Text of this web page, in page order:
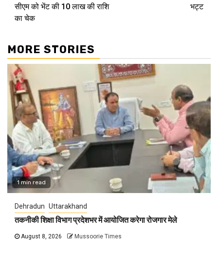
सीएम को भेंट की 10 लाख की राशि
का चेक
भट्ट
MORE STORIES
1 min read
Dehradun Uttarakhand
तकनीकी शिक्षा विभाग प्रदेशभर में आयोजित करेगा रोजगार मेले
August 8, 2026 Mussoorie Times